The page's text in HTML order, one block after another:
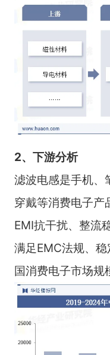
2、下游分析
滤波电感是手机、
穿戴等消费电子产
EMI抗干扰、整流
满足EMC法规、
国消费电子市场规